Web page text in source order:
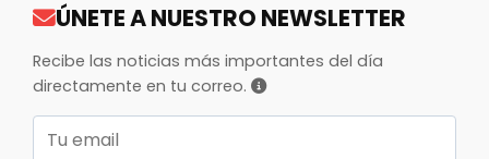
ÚNETE A NUESTRO NEWSLETTER
Recibe las noticias más importantes del día
directamente en tu correo.
Correo electrónico